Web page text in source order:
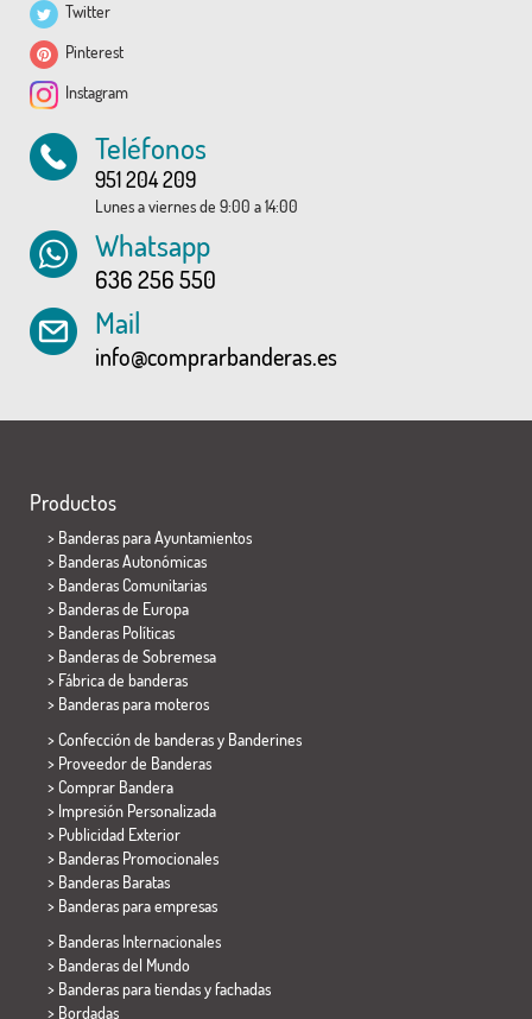
Twitter
Pinterest
Instagram
Teléfonos
951 204 209
Lunes a viernes de 9:00 a 14:00
Whatsapp
636 256 550
Mail
info@comprarbanderas.es
Productos
> Banderas para Ayuntamientos
> Banderas Autonómicas
> Banderas Comunitarias
> Banderas de Europa
> Banderas Políticas
> Banderas de Sobremesa
> Fábrica de banderas
> Banderas para moteros
> Confección de banderas y Banderines
> Proveedor de Banderas
> Comprar Bandera
> Impresión Personalizada
> Publicidad Exterior
> Banderas Promocionales
> Banderas Baratas
> Banderas para empresas
> Banderas Internacionales
> Banderas del Mundo
> Banderas para tiendas y fachadas
> Bordadas